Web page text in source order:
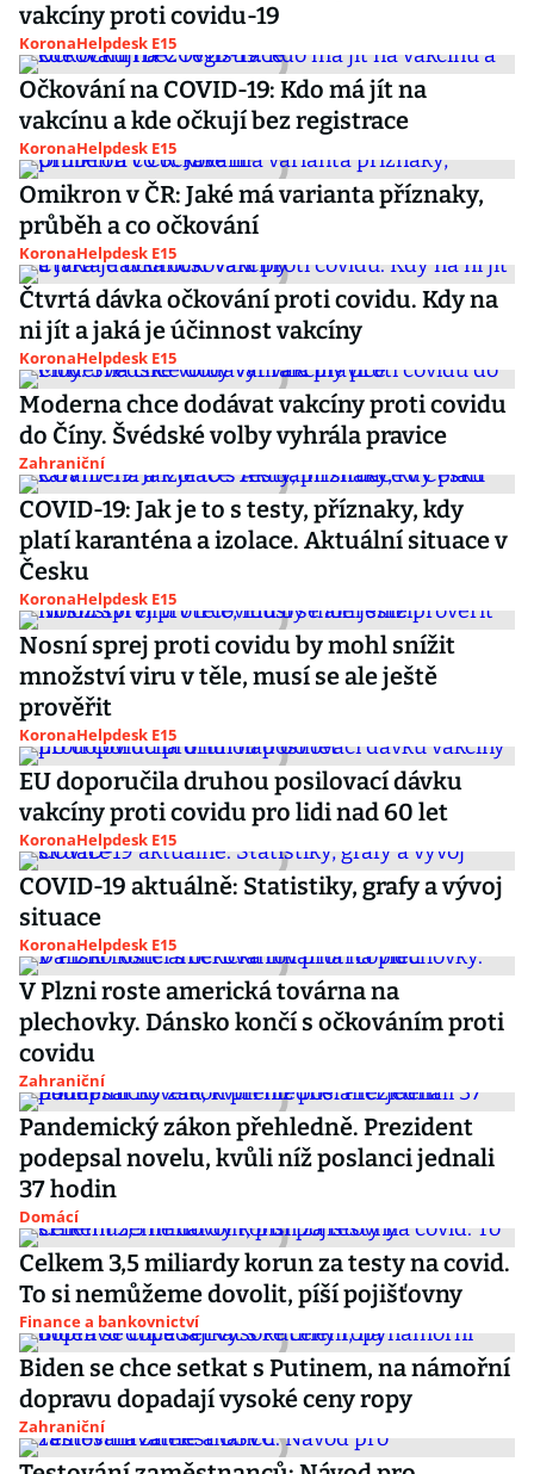
vakcíny proti covidu-19
KoronaHelpdesk E15
Očkování na COVID-19: Kdo má jít na
vakcínu a kde očkují bez registrace
KoronaHelpdesk E15
Omikron v ČR: Jaké má varianta příznaky,
průběh a co očkování
KoronaHelpdesk E15
Čtvrtá dávka očkování proti covidu. Kdy na
ni jít a jaká je účinnost vakcíny
KoronaHelpdesk E15
Moderna chce dodávat vakcíny proti covidu
do Číny. Švédské volby vyhrála pravice
Zahraniční
COVID-19: Jak je to s testy, příznaky, kdy
platí karanténa a izolace. Aktuální situace v
Česku
KoronaHelpdesk E15
Nosní sprej proti covidu by mohl snížit
množství viru v těle, musí se ale ještě
prověřit
KoronaHelpdesk E15
EU doporučila druhou posilovací dávku
vakcíny proti covidu pro lidi nad 60 let
KoronaHelpdesk E15
COVID-19 aktuálně: Statistiky, grafy a vývoj
situace
KoronaHelpdesk E15
V Plzni roste americká továrna na
plechovky. Dánsko končí s očkováním proti
covidu
Zahraniční
Pandemický zákon přehledně. Prezident
podepsal novelu, kvůli níž poslanci jednali
37 hodin
Domácí
Celkem 3,5 miliardy korun za testy na covid.
To si nemůžeme dovolit, píší pojišťovny
Finance a bankovnictví
Biden se chce setkat s Putinem, na námořní
dopravu dopadají vysoké ceny ropy
Zahraniční